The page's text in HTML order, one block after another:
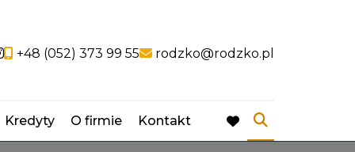
link
Social link
+48 (052) 373 99 55 rodzko@rodzko.pl
Kredyty O firmie Kontakt
favorite